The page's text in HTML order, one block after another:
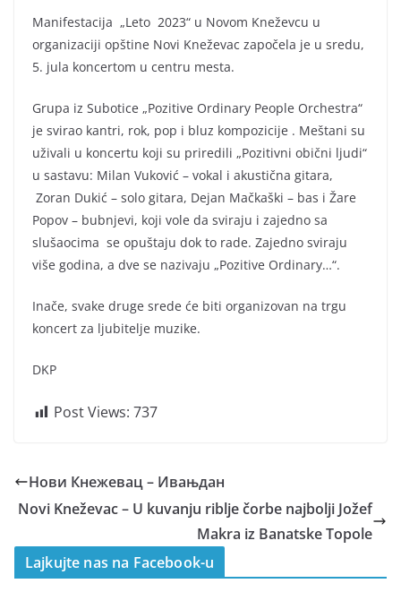
Manifestacija „Leto 2023“ u Novom Kneževcu u
organizaciji opštine Novi Kneževac započela je u sredu,
5. jula koncertom u centru mesta.
Grupa iz Subotice „Pozitive Ordinary People Orchestra“
je svirao kantri, rok, pop i bluz kompozicije . Meštani su
uživali u koncertu koji su priredili „Pozitivni obični ljudi“
u sastavu: Milan Vuković – vokal i akustična gitara,
Zoran Dukić – solo gitara, Dejan Mačkaški – bas i Žare
Popov – bubnjevi, koji vole da sviraju i zajedno sa
slušaocima se opuštaju dok to rade. Zajedno sviraju
više godina, a dve se nazivaju „Pozitive Ordinary…“.
Inače, svake druge srede će biti organizovan na trgu
koncert za ljubitelje muzike.
DKP
Post Views: 737
Нови Кнежевац – Ивањдан
Novi Kneževac – U kuvanju riblje čorbe najbolji Jožef
Makra iz Banatske Topole
Lajkujte nas na Facebook-u